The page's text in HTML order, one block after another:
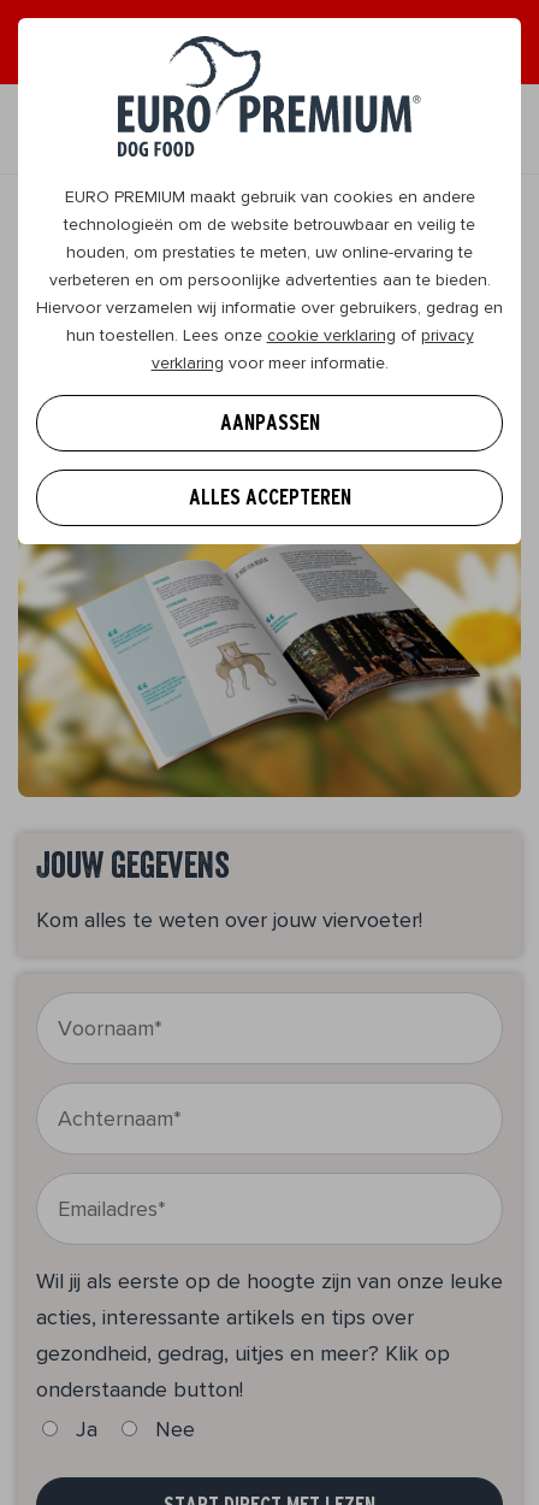
EURO PREMIUM maakt gebruik van cookies en andere
technologieën om de website betrouwbaar en veilig te
houden, om prestaties te meten, uw online-ervaring te
verbeteren en om persoonlijke advertenties aan te bieden.
Hiervoor verzamelen wij informatie over gebruikers, gedrag en
hun toestellen. Lees onze cookie verklaring of privacy
verklaring voor meer informatie.
AANPASSEN
ALLES ACCEPTEREN
ONTVANG GRAAG TIPS
NL
Laat jij jouw hond steriliseren of
castreren?
Wat betekent deze ingreep voor jouw hond? Wat is
onderstaande button en ontvang het antwoord op
al jouw vragen rondom de sterilisatie en castratie.
Jouw gegevens
Kom alles te weten over jouw viervoeter!
Wil jij als eerste op de hoogte zijn van onze leuke
acties, interessante artikels en tips over
gezondheid, gedrag, uitjes en meer? Klik op
onderstaande button!
Ja
Nee